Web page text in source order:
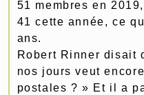
51 membres en
41 cette année, ce
ans.
Robert Rinner disait
nos jours veut
postales ? » Et il a